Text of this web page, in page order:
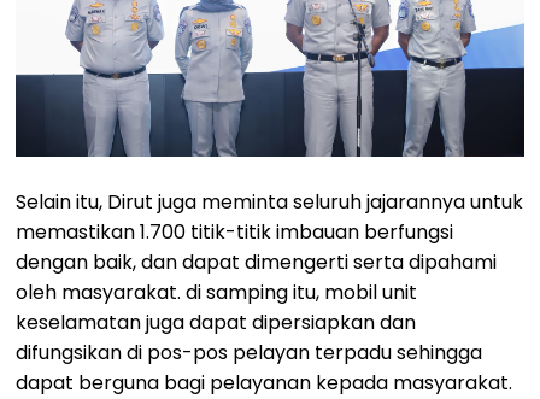
Selain itu, Dirut juga meminta seluruh jajarannya untuk
memastikan 1.700 titik-titik imbauan berfungsi
dengan baik, dan dapat dimengerti serta dipahami
oleh masyarakat. di samping itu, mobil unit
keselamatan juga dapat dipersiapkan dan
difungsikan di pos-pos pelayan terpadu sehingga
dapat berguna bagi pelayanan kepada masyarakat.